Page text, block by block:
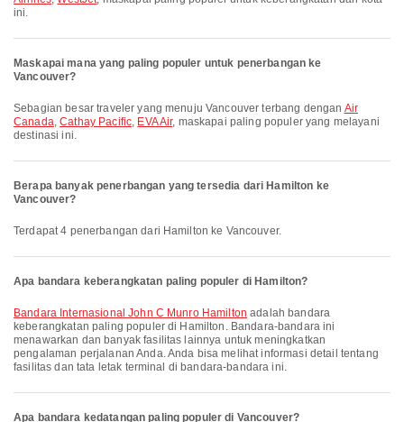
ini.
Maskapai mana yang paling populer untuk penerbangan ke
Vancouver?
Sebagian besar traveler yang menuju Vancouver terbang dengan Air
Canada,Cathay Pacific, EVA Air, maskapai paling populer yang melayani
destinasi ini.
Berapa banyak penerbangan yang tersedia dari Hamilton ke
Vancouver?
Terdapat 4 penerbangan dari Hamilton ke Vancouver.
Apa bandara keberangkatan paling populer di Hamilton?
Bandara Internasional John C Munro Hamilton adalah bandara
keberangkatan paling populer di Hamilton. Bandara-bandara ini
menawarkan dan banyak fasilitas lainnya untuk meningkatkan
pengalaman perjalanan Anda. Anda bisa melihat informasi detail tentang
fasilitas dan tata letak terminal di bandara-bandara ini.
Apa bandara kedatangan paling populer di Vancouver?